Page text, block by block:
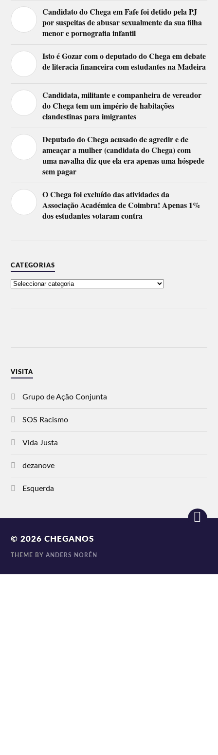
Candidato do Chega em Fafe foi detido pela PJ
por suspeitas de abusar sexualmente da sua filha
menor e pornografia infantil
Isto é Gozar com o deputado do Chega em debate
de literacia financeira com estudantes na Madeira
Candidata, militante e companheira de vereador
do Chega tem um império de habitações
clandestinas para imigrantes
Deputado do Chega acusado de agredir e de
ameaçar a mulher (candidata do Chega) com
uma navalha diz que ela era apenas uma hóspede
sem pagar
O Chega foi excluído das atividades da
Associação Académica de Coimbra! Apenas 1%
dos estudantes votaram contra
CATEGORIAS
VISITA
Grupo de Ação Conjunta
SOS Racismo
Vida Justa
dezanove
Esquerda
© 2026CHEGANOS
THEME BYANDERS NORÉN